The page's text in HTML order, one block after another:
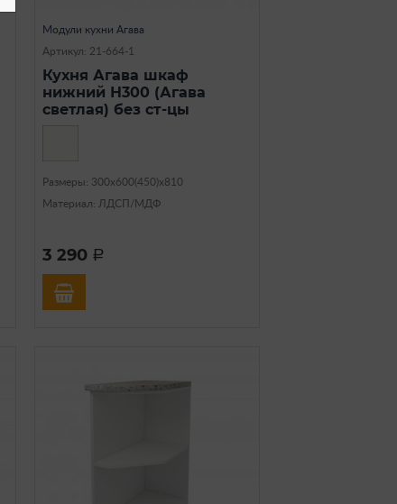
Модули кухни Агава
Артикул: 21-664-1
Кухня Агава шкаф
нижний Н300 (Агава
светлая) без ст-цы
Размеры: 300х600(450)х810
Материал: ЛДСП/МДФ
3 290 a